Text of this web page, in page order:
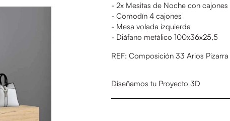
- 2x Mesitas de Noche con cajones
- Comodín 4 cajones
- Mesa volada izquierda
- Diáfano metálico 100x36x25,5
REF: Composición 33 Arios Pizarra
Diseñamos tu Proyecto 3D